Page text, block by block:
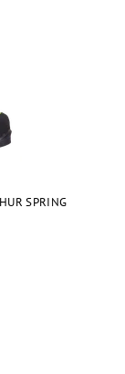
SPRING